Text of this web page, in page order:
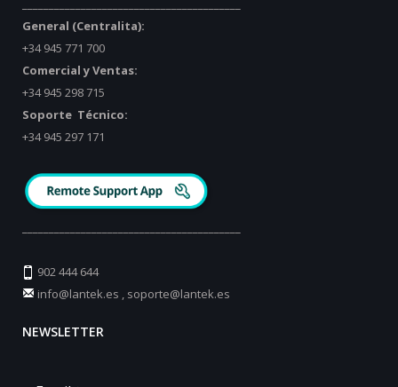
General (Centralita):
+34 945 771 700
Comercial y Ventas:
+34 945 298 715
Soporte Técnico:
+34 945 297 171
902 444 644
info@lantek.es
soporte@lantek.es
NEWSLETTER